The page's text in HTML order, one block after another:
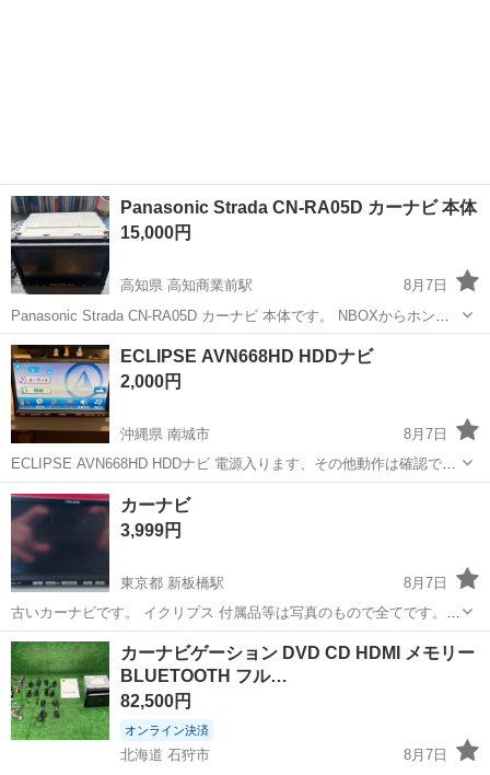
Panasonic Strada CN-RA05D カーナビ 本体
15,000円
高知県 高知商業前駅
8月7日
Panasonic Strada CN-RA05D カーナビ 本体です。 NBOXからホンダ
で外して貰いました。 配線等そのままお付け致しますが、おまけ程度
でお考え下さい。
高知 高知市 カーナビ、テレビ
ECLIPSE AVN668HD HDDナビ
2,000円
沖縄県 南城市
8月7日
ECLIPSE AVN668HD HDDナビ 電源入ります、その他動作は確認でき
てません。 ジャンク扱いでお願いします。 付属品はありません（画像
参照）
沖縄 南城市 カーナビ、テレビ
カーナビ
3,999円
東京都 新板橋駅
8月7日
古いカーナビです。 イクリプス 付属品等は写真のもので全てです。
使用方法等わかる方よろしくお願い致します！！ 当方素人で車屋さん
に譲っていただいたものですので、詳細わかりません。 新しいものを
つけ...
東京 板橋区 新板橋駅
カーナビゲーション DVD CD HDMI メモリー
BLUETOOTH フル…
82,500円
オンライン決済
北海道 石狩市
8月7日